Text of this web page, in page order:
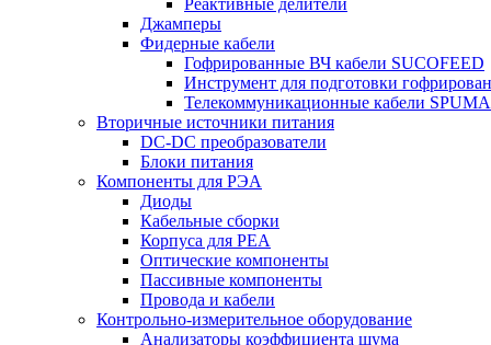
Реактивные делители
Джамперы
Фидерные кабели
Гофрированные ВЧ кабели SUCOFEED
Инструмент для подготовки
Телекоммуникационные кабели SPUMA
Вторичные источники питания
DC-DC преобразователи
Блоки питания
Компоненты для РЭА
Диоды
Кабельные сборки
Корпуса для РЕА
Оптические компоненты
Пассивные компоненты
Провода и кабели
Контрольно-измерительное оборудование
Анализаторы коэффициента шума